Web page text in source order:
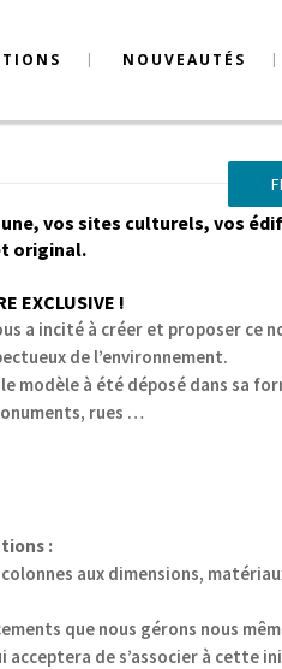
NOUVEAUTÉS
vos sites culturels, vos
original.
EXCLUSIVE !
a incité à créer et proposer ce
de l’environnement.
modèle à été déposé dans sa
rues …
:
aux dimensions,
que nous gérons nous
acceptera de s’associer à cette